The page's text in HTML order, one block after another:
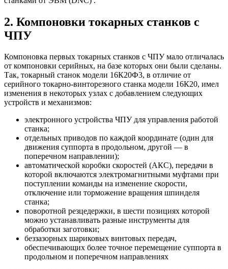
2. Компоновки токарных станков с
ЧПУ
Компоновка первых токарных станков с ЧПУ мало отличалась
от компоновки серийных, на базе которых они были сделаны.
Так, токарный станок модели 16К20Ф3, в отличие от
серийного токарно-винторезного станка модели 16К20, имел
изменения в некоторых узлах с добавлением следующих
устройств и механизмов:
электронного устройства ЧПУ для управления работой
станка;
отдельных приводов по каждой координате (один для
движения суппорта в продольном, другой — в
поперечном направлении);
автоматической коробки скоростей (АКС), передачи в
которой включаются электромагнитными муфтами при
поступлении команды на изменение скорости,
отключение или торможение вращения шпинделя
станка;
поворотной резцедержки, в шести позициях которой
можно устанавливать разные инструменты для
обработки заготовки;
беззазорных шариковых винтовых передач,
обеспечивающих более точное перемещение суппорта в
продольном и поперечном направлениях